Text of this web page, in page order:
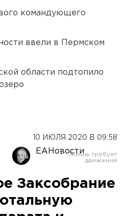
командующего
ввели в Пермском
области подтопило
10 ИЮЛЯ 2020 В 09:58
ЕАНовости
Заксобрание